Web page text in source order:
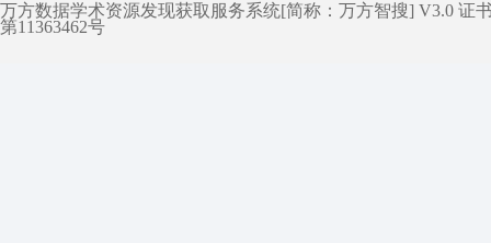
万方数据学术资源发现获取服务系统[简称：万方智搜] V3.0 证
第11363462号